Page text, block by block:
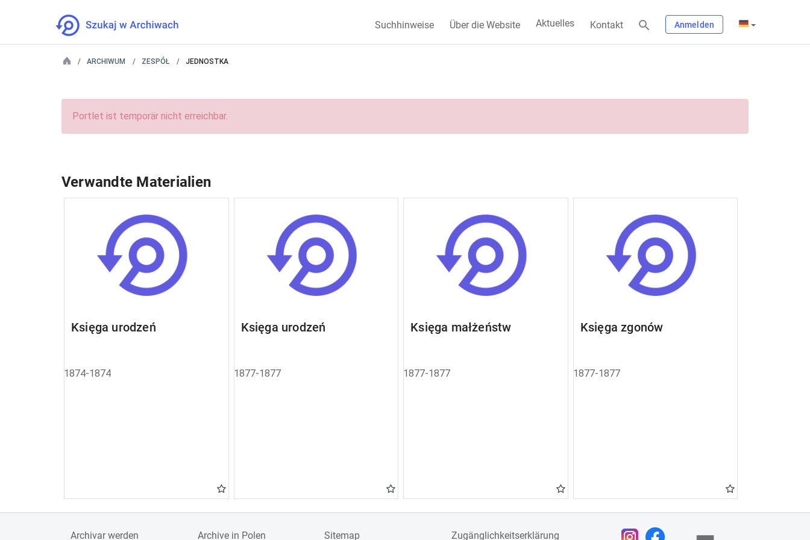
Suchhinweise Über die Website Aktuelles Kontakt Anmelden
ARCHIWUM ZESPÓŁ JEDNOSTKA
Portlet ist temporär nicht erreichbar.
Verwandte Materialien
Księga urodzeń
1874-1874
Księga urodzeń
1877-1877
Księga małżeństw
1877-1877
Księga zgonów
1877-1877
Archivar werden Archive in Polen Sitemap Zugänglichkeitserklärung